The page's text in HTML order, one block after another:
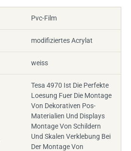
Pvc-Film
modifiziertes Acrylat
weiss
Tesa 4970 Ist Die Perfekte
Loesung Fuer Die Montage
Von Dekorativen Pos-
Materialien Und Displays
Montage Von Schildern
Und Skalen Verklebung Bei
Der Montage Von